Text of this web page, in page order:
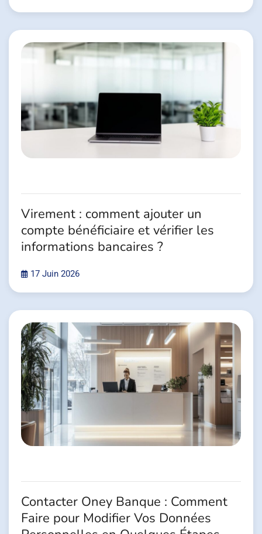
Virement : comment ajouter un
compte bénéficiaire et vérifier les
informations bancaires ?
17 Juin 2026
Contacter Oney Banque : Comment
Faire pour Modifier Vos Données